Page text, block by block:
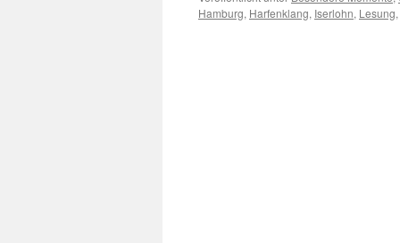
Hamburg, Harfenklang, Iserlohn, Lesung,